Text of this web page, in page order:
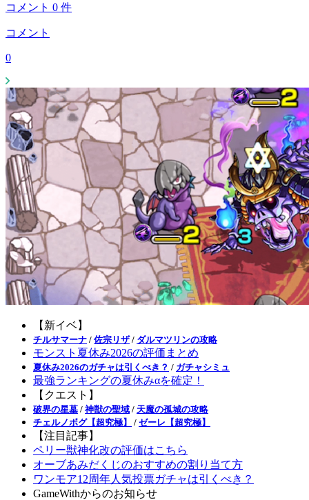
コメント 0 件
コメント
0
【新イベ】
チルサマーナ / 佐宗リザ/ ダルマツリンの攻略
モンスト夏休み2026の評価まとめ
夏休み2026のガチャは引くべき？ / ガチャシミュ
最強ランキングの夏休みαを確定！
【クエスト】
破界の星墓 / 神獣の聖域 / 天魔の孤城の攻略
チェルノボグ【超究極】
/ ゼーレ【超究極】
【注目記事】
ペリー獣神化改の評価はこちら
オーブあみだくじのおすすめの割り当て方
ワンモア12周年人気投票ガチャは引くべき？
GameWithからのお知らせ